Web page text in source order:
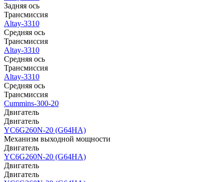
Задняя ось
Трансмиссия
Altay-3310
Средняя ось
Трансмиссия
Altay-3310
Средняя ось
Трансмиссия
Altay-3310
Средняя ось
Трансмиссия
Cummins-300-20
Двигатель
Двигатель
YC6G260N-20 (G64HA)
Механизм выходной мощности
Двигатель
YC6G260N-20 (G64HA)
Двигатель
Двигатель